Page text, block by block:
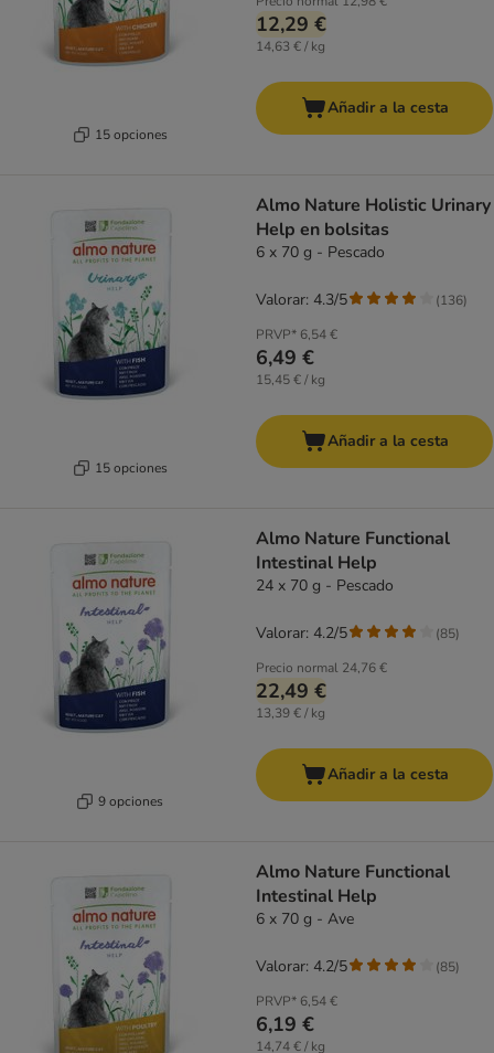
15 opciones
12,29 €
14,63 € / kg
Añadir a la cesta
15 opciones
Almo Nature Holistic Urinary
Help en bolsitas
6 x 70 g - Pescado
PRVP* 6,54 €
6,49 €
15,45 € / kg
Valorar: 4.3/5 (136)
Añadir a la cesta
9 opciones
Almo Nature Functional
Intestinal Help
24 x 70 g - Pescado
Precio normal 24,76 €
22,49 €
13,39 € / kg
Valorar: 4.2/5 (85)
Añadir a la cesta
Almo Nature Functional
Intestinal Help
6 x 70 g - Ave
PRVP* 6,54 €
6,19 €
14,74 € / kg
Valorar: 4.2/5 (85)